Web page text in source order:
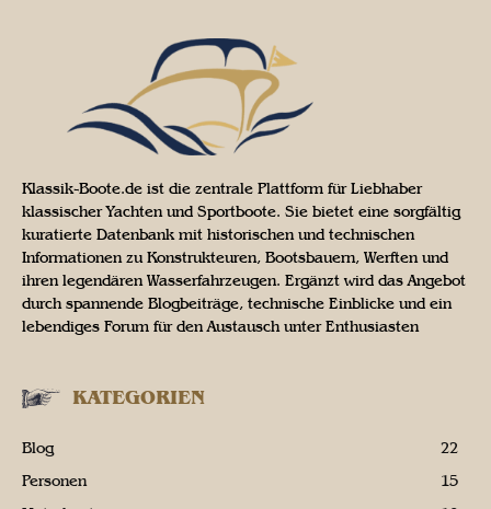
Klassik-Boote.de ist die zentrale Plattform für Liebhaber
klassischer Yachten und Sportboote. Sie bietet eine sorgfältig
kuratierte Datenbank mit historischen und technischen
Informationen zu Konstrukteuren, Bootsbauern, Werften und
ihren legendären Wasserfahrzeugen. Ergänzt wird das Angebot
durch spannende Blogbeiträge, technische Einblicke und ein
lebendiges Forum für den Austausch unter Enthusiasten
KATEGORIEN
Blog
22
Personen
15